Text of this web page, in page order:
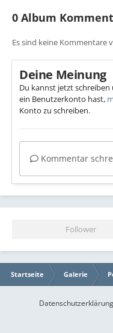
0 Album
Es sind keine Kommentare
Deine Meinung
Du kannst jetzt
ein Benutzerkonto hast,
Konto zu schreiben.
Kommentar
Follower
Startseite Galerie
Datenschutzerklärung